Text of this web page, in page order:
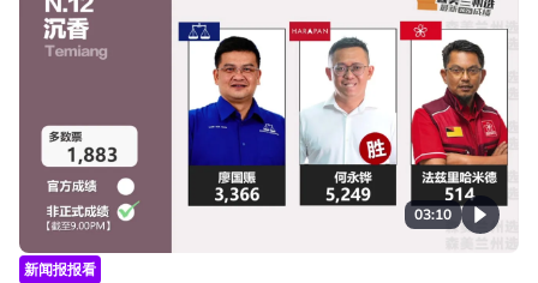
03:10
新闻报报看